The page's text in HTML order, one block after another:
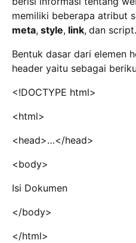
memiliki beberapa atribut
meta, style, link, dan script.
Bentuk dasar dari elemen
header yaitu sebagai
<!DOCTYPE html>
<html>
<head>…</head>
<body>
Isi Dokumen
</body>
</html>